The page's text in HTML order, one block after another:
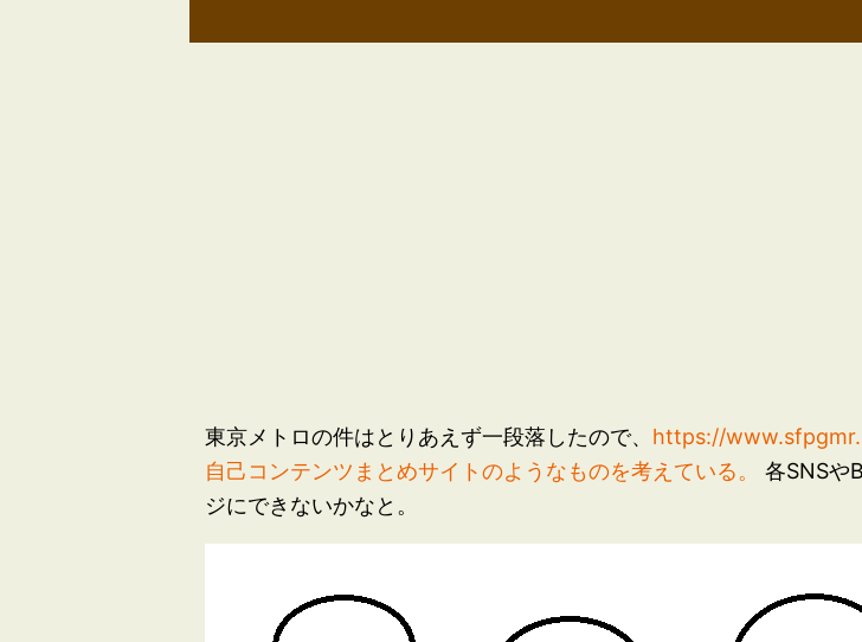
東京メトロの件はとりあえず一段落したので、 https://
自己コンテンツまとめサイトのようなものを考えている。
各SNSや
ジにできないかなと。